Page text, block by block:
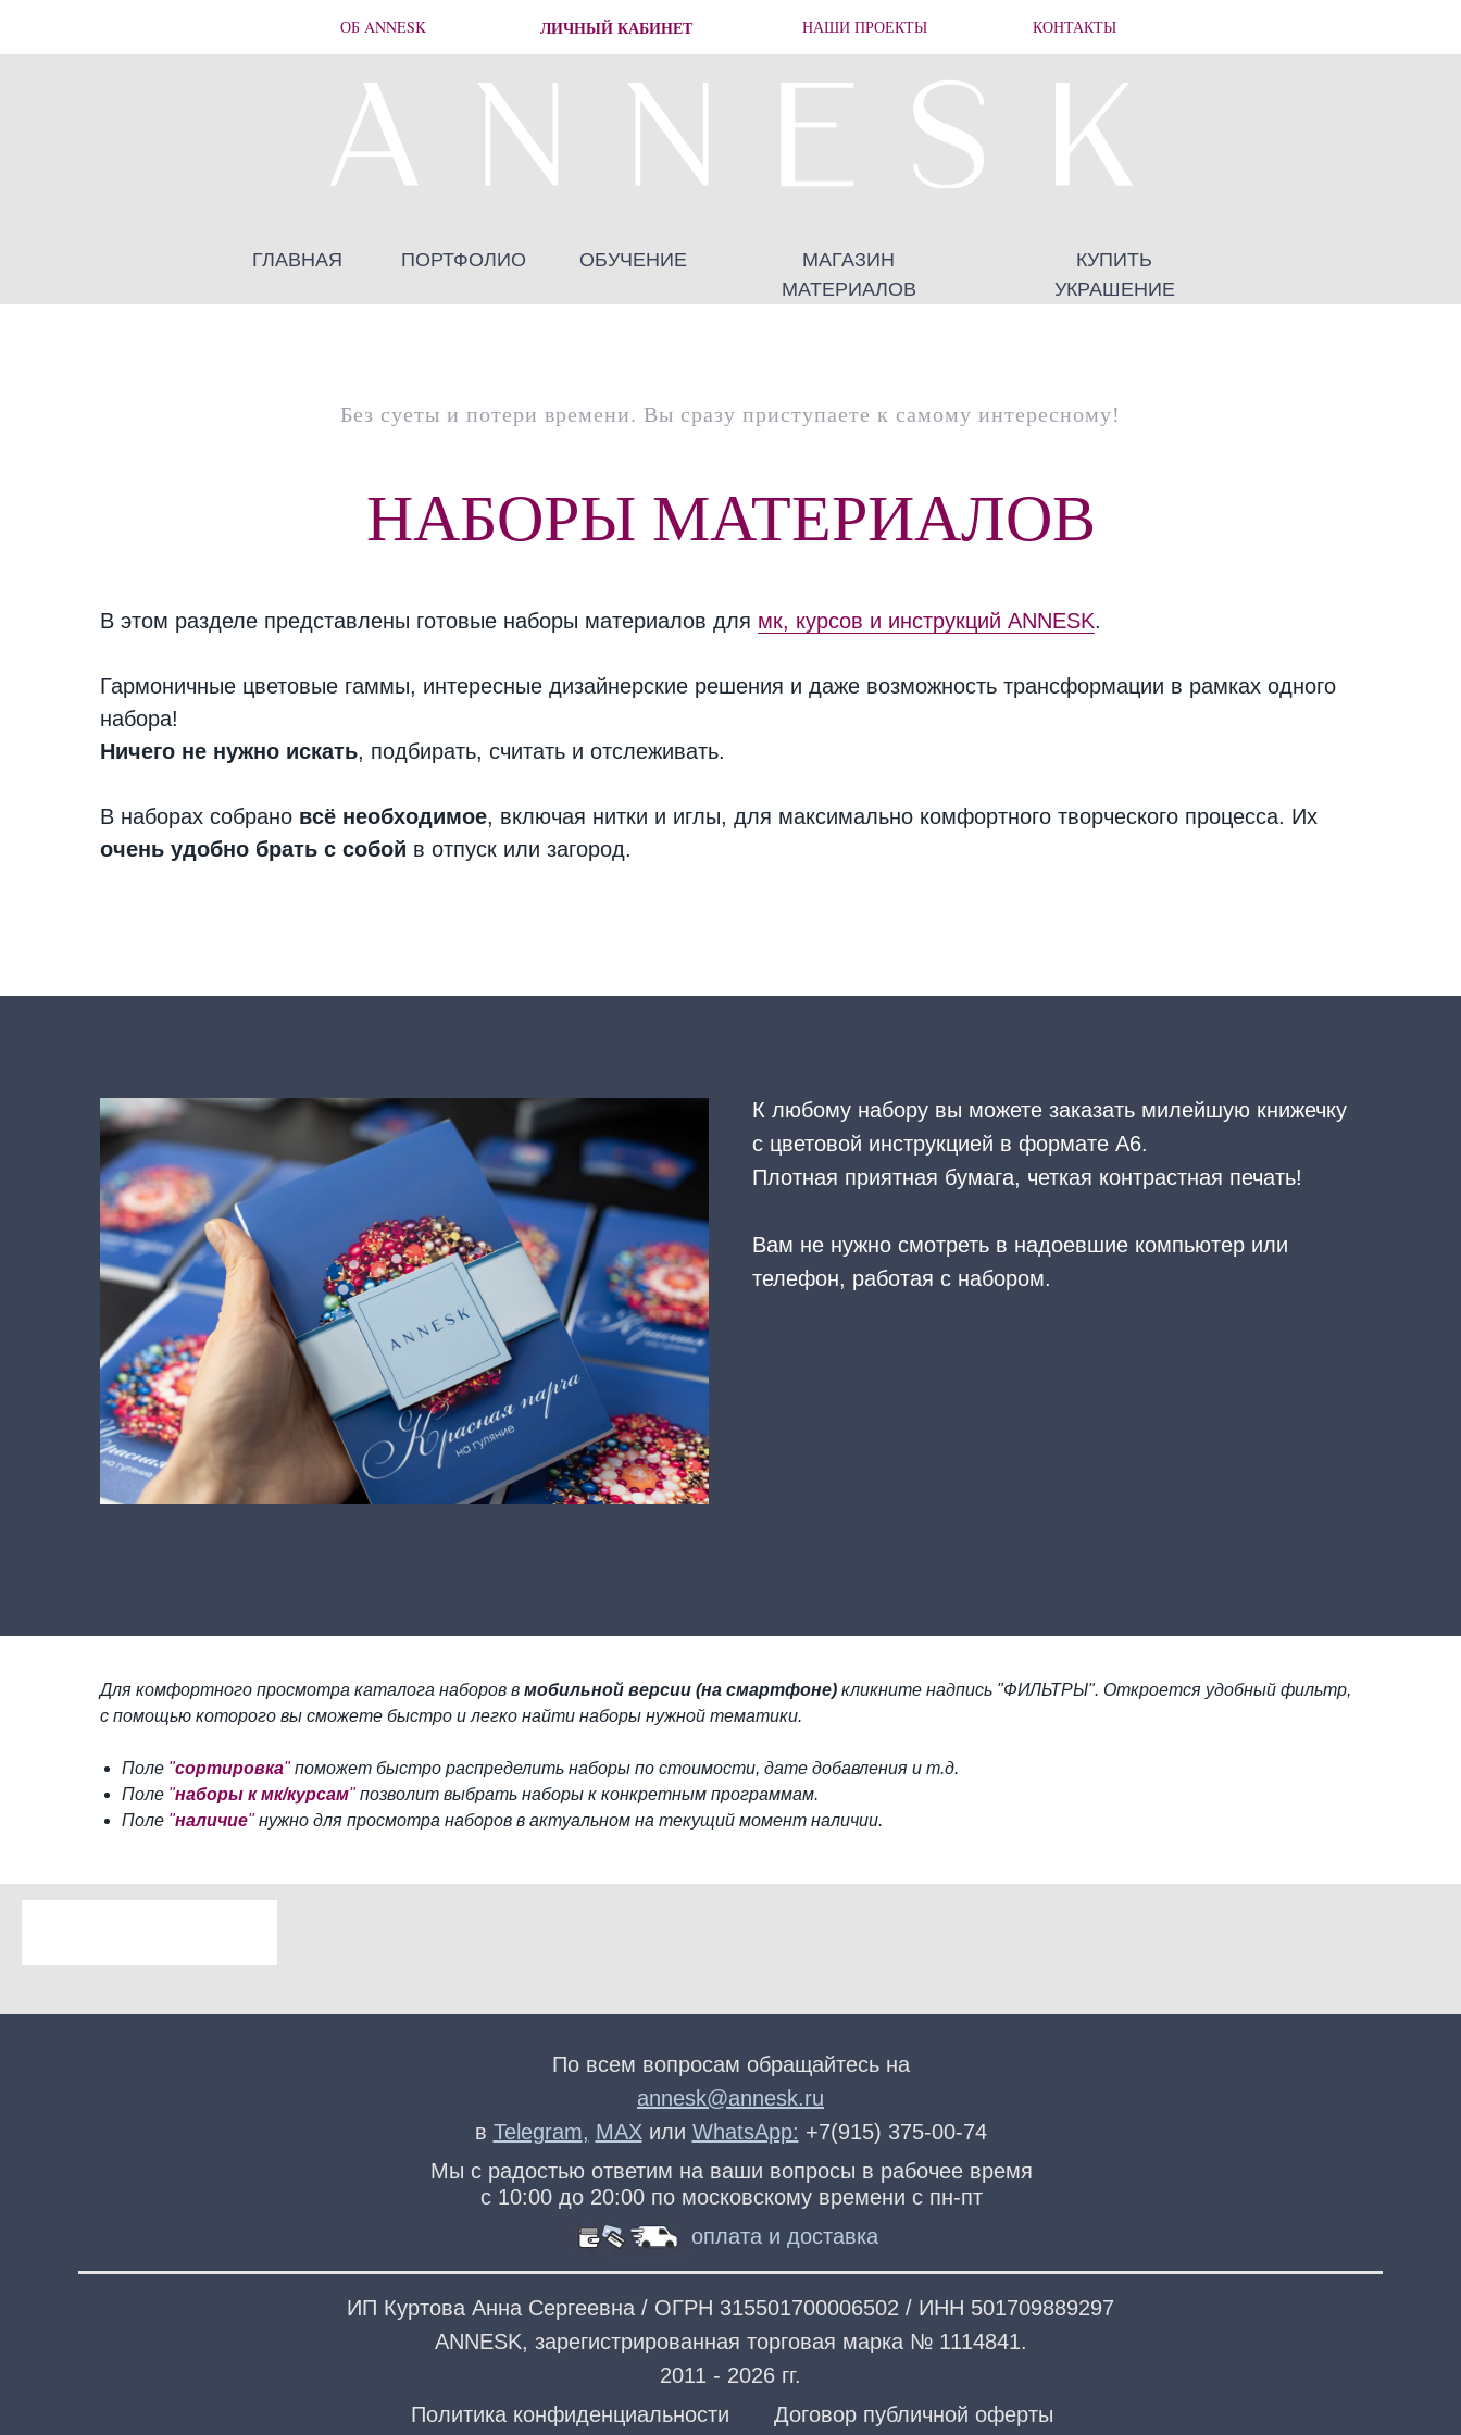
ОБ ANNESK ЛИЧНЫЙ КАБИНЕТ КОНТАКТЫ
НАШИ ПРОЕКТЫ
ОБУЧЕНИЕ
КУПИТЬ
УКРАШЕНИЕ
МАГАЗИН
МАТЕРИАЛОВ
ПОРТФОЛИО
ГЛАВНАЯ
Без суеты и потери времени. Вы сразу приступаете к самому интересному!
НАБОРЫ МАТЕРИАЛОВ
В этом разделе представлены готовые наборы материалов для мк, курсов и инструкций ANNESK.
Гармоничные цветовые гаммы, интересные дизайнерские решения и даже возможность трансформации в рамках одного
набора!
Ничего не нужно искать, подбирать, считать и отслеживать.
В наборах собрано всё необходимое, включая нитки и иглы, для максимально комфортного творческого процесса. Их
очень удобно брать с собой в отпуск или загород.
К любому набору вы можете заказать милейшую книжечку
с цветовой инструкцией в формате А6.
Плотная приятная бумага, четкая контрастная печать!
Вам не нужно смотреть в надоевшие компьютер или
телефон, работая с набором.
Для комфортного просмотра каталога наборов в мобильной версии (на смартфоне) кликните надпись "ФИЛЬТРЫ". Откроется удобный фильтр,
с помощью которого вы сможете быстро и легко найти наборы нужной тематики.
Поле "сортировка"поможет быстро распределить наборы по стоимости, дате добавления и т.д.
Поле "наборы к мк/курсам"позволит выбрать наборы к конкретным программам.
Поле "наличие"нужно для просмотра наборов в актуальном на текущий момент наличии.
По всем вопросам обращайтесь на
annesk@annesk.ru
в Telegram, MAX или WhatsApp: +7(915) 375-00-74
Мы с радостью ответим на ваши вопросы в рабочее время
с 10:00 до 20:00 по московскому времени с пн-пт
ИП Куртова Анна Сергеевна / ОГРН 315501700006502 / ИНН 501709889297
ANNESK, зарегистрированная торговая марка № 1114841.
2011 - 2026 гг.
Договор публичной оферты
Политика конфиденциальности
оплата и доставка